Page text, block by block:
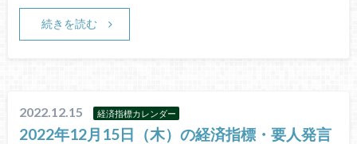
続きを読む
2022.12.15 経済指標カレンダー
2022年12月15日（木）の経済指標・要人発言